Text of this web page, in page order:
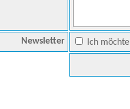
Newsletter Ich